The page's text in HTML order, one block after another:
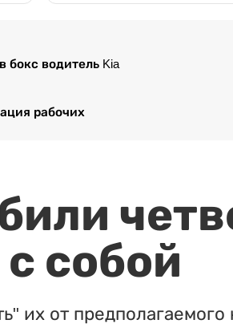
бокс водитель Kia
рабочих
собой
их от предполагаемого